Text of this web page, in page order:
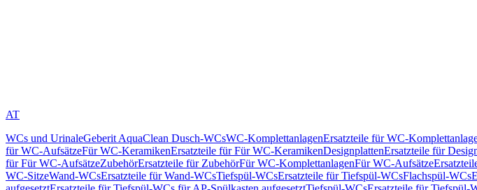
AT
WCs und UrinaleGeberit AquaClean Dusch-WCsWC-KomplettanlagenErsatzteile für WC-
für WC-AufsätzeFür WC-KeramikenErsatzteile für Für WC-KeramikenDesignplattenErsatzteile für
für Für WC-AufsätzeZubehörErsatzteile für ZubehörFür WC-KomplettanlagenFür WC-Aufsätze
WC-SitzeWand-WCsErsatzteile für Wand-WCsTiefspül-WCsErsatzteile für Tiefspül-WCsFlachspül-WCs